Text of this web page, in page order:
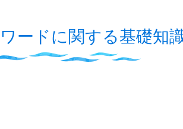
ードに関する基礎知